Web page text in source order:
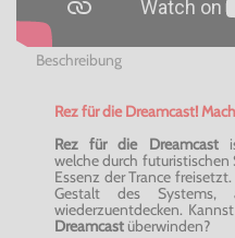
Beschreibung
Rez für die Dreamcast!
Rez für die Dreamcast
welche durch
Essenz der Trance
Gestalt des Systems,
wiederzuentdecken.
Dreamcast überwinden?